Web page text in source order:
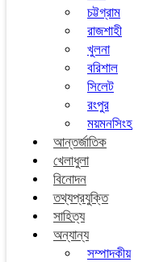
চট্টগ্রাম
রাজশাহী
খুলনা
বরিশাল
সিলেট
রংপুর
ময়মনসিংহ
আন্তর্জাতিক
খেলাধুলা
বিনোদন
তথ্যপ্রযুক্তি
সাহিত্য
অন্যান্য
সম্পাদকীয়